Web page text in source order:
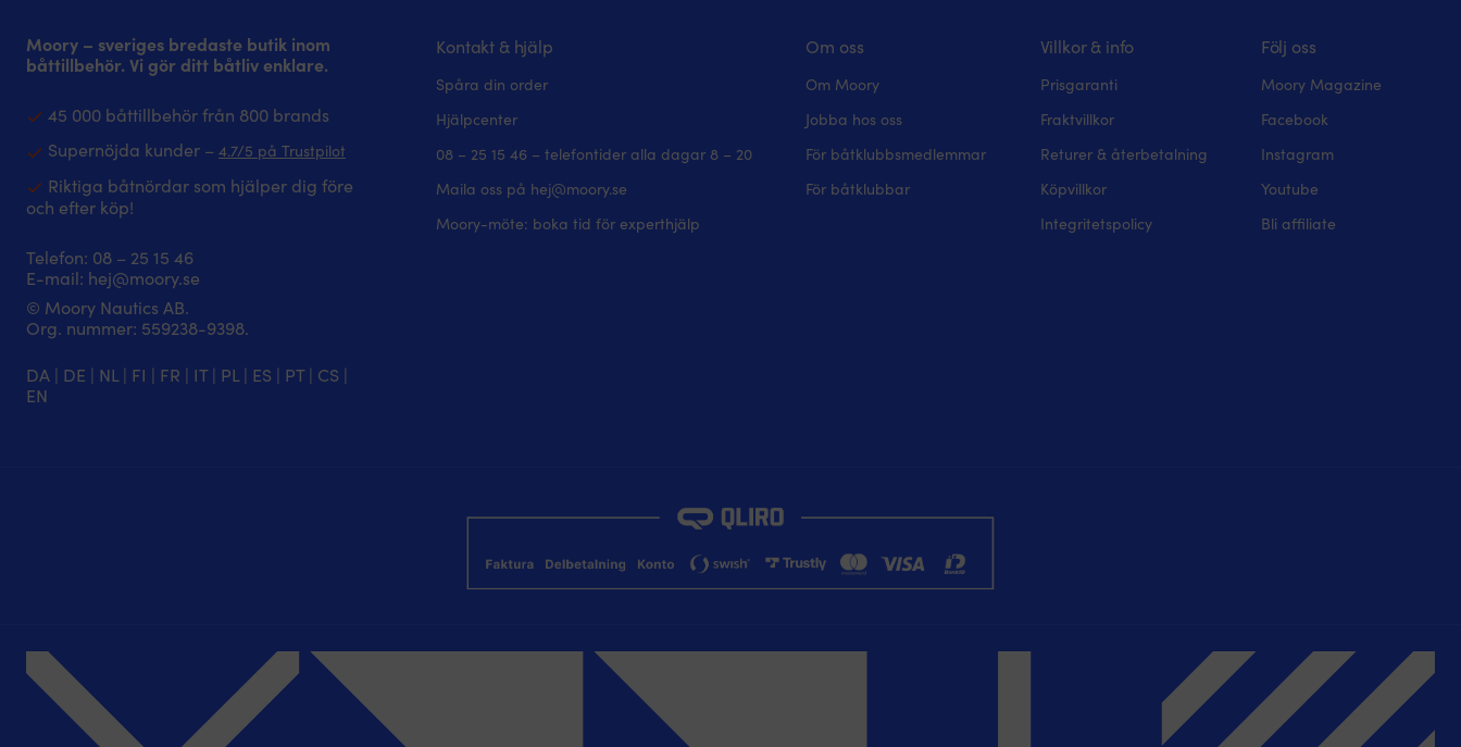
Moory – sveriges bredaste butik inom
båttillbehör. Vi gör ditt båtliv enklare.
45 000 båttillbehör från 800 brands
Supernöjda kunder – 4.7/5 på Trustpilot
Riktiga båtnördar som hjälper dig före
och efter köp!
Telefon: 08 – 25 15 46
E-mail: hej@moory.se
© Moory Nautics AB.
Org. nummer: 5‍59238-9398.
DA | DE | NL | FI | FR | IT| PL | ES | PT| CS |
EN
Kontakt & hjälp
Spåra din order
Hjälpcenter
08 – 25 15 46 – telefontider alla dagar 8 – 20
Maila oss på hej@moory.se
Moory-möte: boka tid för experthjälp
Om oss
Om Moory
Jobba hos oss
För båtklubbsmedlemmar
För båtklubbar
Villkor & info
Prisgaranti
Fraktvillkor
Returer & återbetalning
Köpvillkor
Integritetspolicy
Följ oss
Moory Magazine
Facebook
Instagram
Youtube
Bli affiliate